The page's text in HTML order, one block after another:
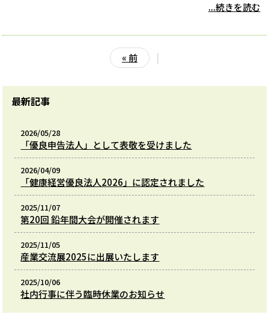
...続きを読む
« 前
最新記事
2026/05/28
「優良申告法人」として表敬を受けました
2026/04/09
「健康経営優良法人2026」に認定されました
2025/11/07
第20回 鉛年間大会が開催されます
2025/11/05
産業交流展2025に出展いたします
2025/10/06
社内行事に伴う臨時休業のお知らせ